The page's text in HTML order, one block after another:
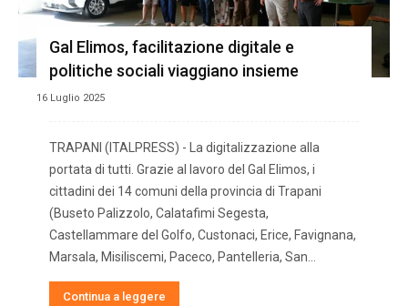
Gal Elimos, facilitazione digitale e
politiche sociali viaggiano insieme
16 Luglio 2025
TRAPANI (ITALPRESS) - La digitalizzazione alla
portata di tutti. Grazie al lavoro del Gal Elimos, i
cittadini dei 14 comuni della provincia di Trapani
(Buseto Palizzolo, Calatafimi Segesta,
Castellammare del Golfo, Custonaci, Erice, Favignana,
Marsala, Misiliscemi, Paceco, Pantelleria, San...
Continua a leggere